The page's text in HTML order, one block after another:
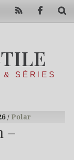
& SÉRIES
Polar
–
RSS